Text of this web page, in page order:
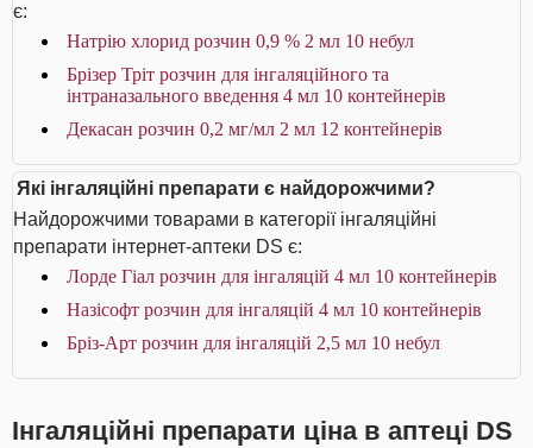
є:
Натрію хлорид розчин 0,9 % 2 мл 10 небул
Брізер Тріт розчин для інгаляційного та
інтраназального введення 4 мл 10 контейнерів
Декасан розчин 0,2 мг/мл 2 мл 12 контейнерів
Які інгаляційні препарати є найдорожчими?
Найдорожчими товарами в категорії інгаляційні
препарати інтернет-аптеки DS є:
Лорде Гіал розчин для інгаляцій 4 мл 10 контейнерів
Назісофт розчин для інгаляцій 4 мл 10 контейнерів
Бріз-Арт розчин для інгаляцій 2,5 мл 10 небул
Інгаляційні препарати ціна в аптеці DS